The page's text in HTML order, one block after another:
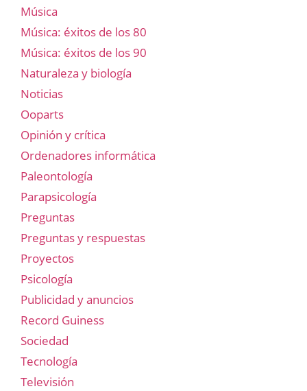
Música
Música: éxitos de los 80
Música: éxitos de los 90
Naturaleza y biología
Noticias
Ooparts
Opinión y crítica
Ordenadores informática
Paleontología
Parapsicología
Preguntas
Preguntas y respuestas
Proyectos
Psicología
Publicidad y anuncios
Record Guiness
Sociedad
Tecnología
Televisión